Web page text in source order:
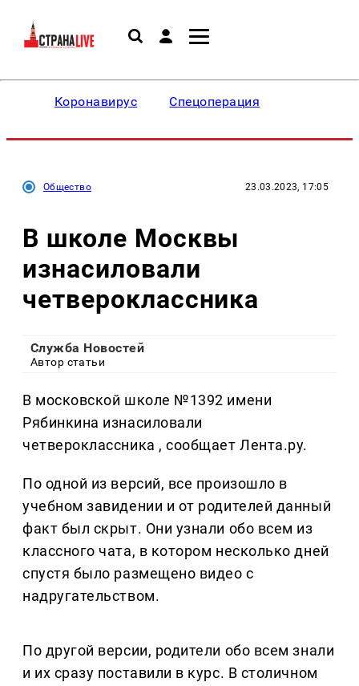
Коронавирус Спецоперация
Общество 23.03.2023, 17:05
В школе Москвы
изнасиловали
четвероклассника
Служба Новостей
Автор статьи
В московской школе №1392 имени
Рябинкина изнасиловали
четвероклассника , сообщает Лента.ру.
По одной из версий, все произошло в
учебном завидении и от родителей данный
факт был скрыт. Они узнали обо всем из
классного чата, в котором несколько дней
спустя было размещено видео с
надругательством.
По другой версии, родители обо всем знали
и их сразу поставили в курс. В столичном